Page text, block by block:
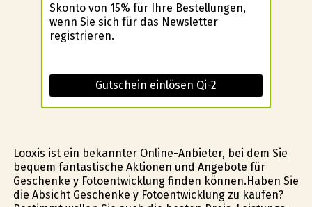
Skonto von 15% für Ihre Bestellungen,
wenn Sie sich für das Newsletter
registrieren.
Gutschein einlösen Qi-2
Looxis ist ein bekannter Online-Anbieter, bei dem Sie
bequem fantastische Aktionen und Angebote für
Geschenke y Fotoentwicklung finden können.Haben Sie
die Absicht Geschenke y Fotoentwicklung zu kaufen?